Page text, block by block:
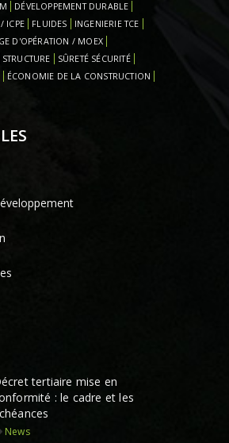
DÉVELOPPEMENT DURABLE
ICPE
FLUIDES
INGENIERIE TCE
D'OPÉRATION / MOEX
STRUCTURE
SÛRETÉ SÉCURITÉ
ÉCONOMIE DE LA CONSTRUCTION
tertiaire mise en
: le cadre et les
News